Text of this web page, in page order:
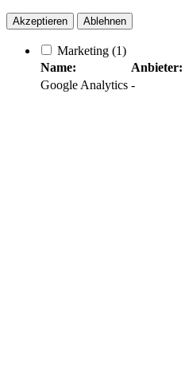
Akzeptieren Ablehnen
Marketing (1)
Name:
Anbieter:
Google Analytics -